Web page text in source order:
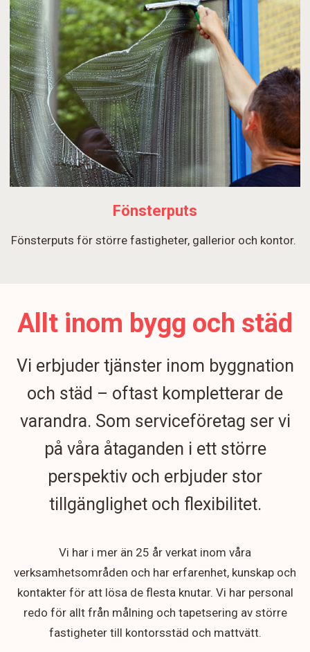
Fönsterputs
Fönsterputs för större fastigheter, gallerior och kontor.
Allt inom bygg och städ
Vi erbjuder tjänster inom byggnation
och städ – oftast kompletterar de
varandra. Som serviceföretag ser vi
på våra åtaganden i ett större
perspektiv och erbjuder stor
tillgänglighet och flexibilitet.
Vi har i mer än 25 år verkat inom våra
verksamhetsområden och har erfarenhet, kunskap och
kontakter för att lösa de flesta knutar. Vi har personal
redo för allt från målning och tapetsering av större
fastigheter till kontorsstäd och mattvätt.